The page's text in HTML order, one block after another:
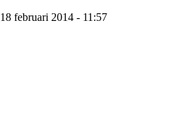
18 februari 2014 - 11:57